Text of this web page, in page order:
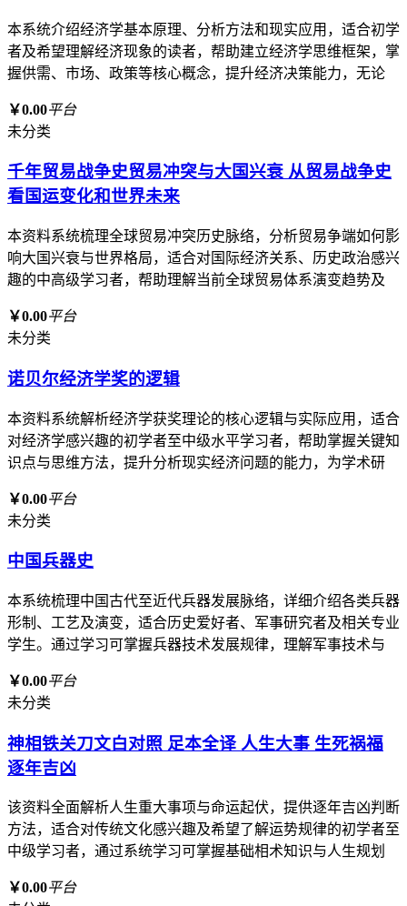
本系统介绍经济学基本原理、分析方法和现实应用，适合初学
者及希望理解经济现象的读者，帮助建立经济学思维框架，掌
握供需、市场、政策等核心概念，提升经济决策能力，无论
￥0.00平台
未分类
千年贸易战争史贸易冲突与大国兴衰 从贸易战争史
看国运变化和世界未来
本资料系统梳理全球贸易冲突历史脉络，分析贸易争端如何影
响大国兴衰与世界格局，适合对国际经济关系、历史政治感兴
趣的中高级学习者，帮助理解当前全球贸易体系演变趋势及
￥0.00平台
未分类
诺贝尔经济学奖的逻辑
本资料系统解析经济学获奖理论的核心逻辑与实际应用，适合
对经济学感兴趣的初学者至中级水平学习者，帮助掌握关键知
识点与思维方法，提升分析现实经济问题的能力，为学术研
￥0.00平台
未分类
中国兵器史
本系统梳理中国古代至近代兵器发展脉络，详细介绍各类兵器
形制、工艺及演变，适合历史爱好者、军事研究者及相关专业
学生。通过学习可掌握兵器技术发展规律，理解军事技术与
￥0.00平台
未分类
神相铁关刀文白对照 足本全译 人生大事 生死祸福
逐年吉凶
该资料全面解析人生重大事项与命运起伏，提供逐年吉凶判断
方法，适合对传统文化感兴趣及希望了解运势规律的初学者至
中级学习者，通过系统学习可掌握基础相术知识与人生规划
￥0.00平台